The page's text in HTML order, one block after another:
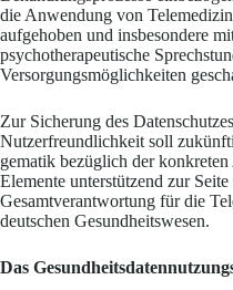
die Anwendung von
aufgehoben und insbesondere
psychotherapeutische
Versorgungsmöglichkeiten
Zur Sicherung des
Nutzerfreundlichkeit soll
gematik bezüglich der
Elemente unterstützend zur
Gesamtverantwortung für die
deutschen Gesundheitswesen.
Das